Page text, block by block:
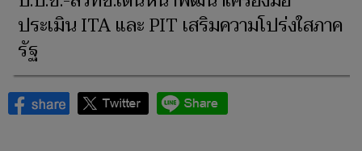
ประเมิน ITA และ PIT เสริมความโปร่งใสภาค
รัฐ